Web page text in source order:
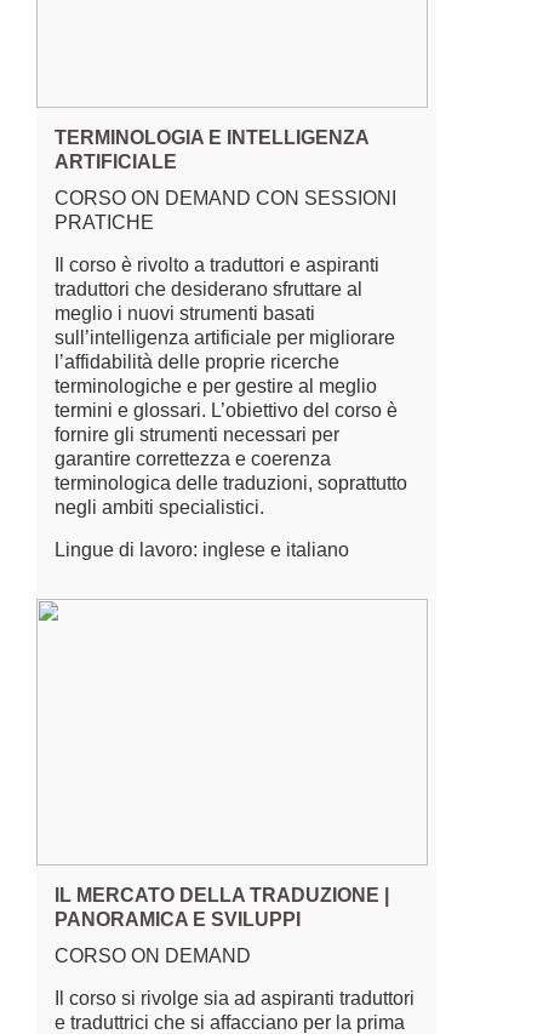
TERMINOLOGIA E INTELLIGENZA
ARTIFICIALE
CORSO ON DEMAND CON SESSIONI
PRATICHE
Il corso è rivolto a traduttori e aspiranti
traduttori che desiderano sfruttare al
meglio i nuovi strumenti basati
sull’intelligenza artificiale per migliorare
l’affidabilità delle proprie ricerche
terminologiche e per gestire al meglio
termini e glossari. L’obiettivo del corso è
fornire gli strumenti necessari per
garantire correttezza e coerenza
terminologica delle traduzioni, soprattutto
negli ambiti specialistici.
Lingue di lavoro: inglese e italiano
IL MERCATO DELLA TRADUZIONE |
PANORAMICA E SVILUPPI
CORSO ON DEMAND
Il corso si rivolge sia ad aspiranti traduttori
e traduttrici che si affacciano per la prima